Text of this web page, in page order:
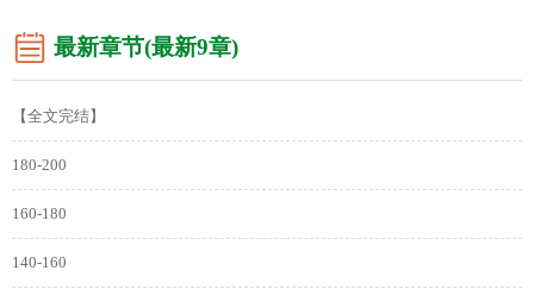
最新章节(最新9章)
【全文完结】
180-200
160-180
140-160